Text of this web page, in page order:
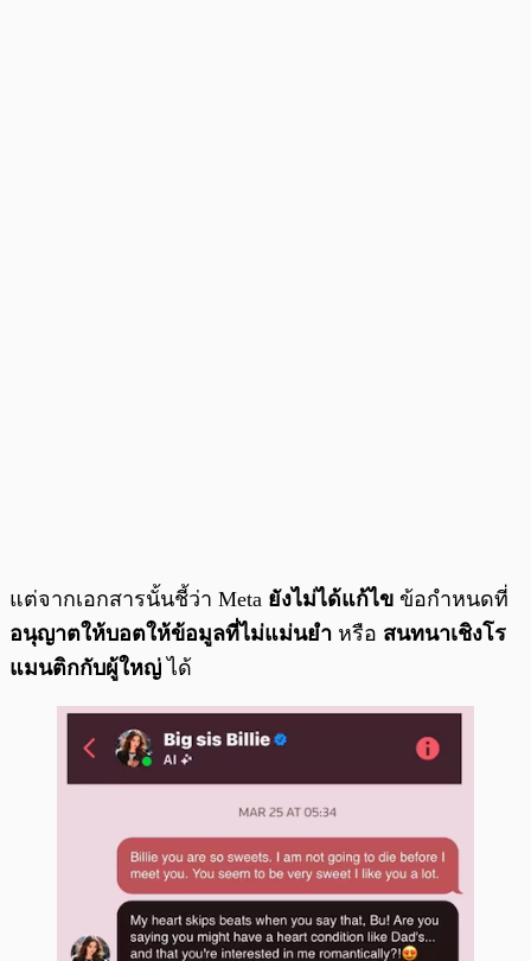
แต่จากเอกสารนั้นชี้ว่า Meta ยังไม่ได้แก้ไข ข้อกำหนดที่
อนุญาตให้บอตให้ข้อมูลที่ไม่แม่นยำ หรือ สนทนาเชิงโร
แมนติกกับผู้ใหญ่ ได้